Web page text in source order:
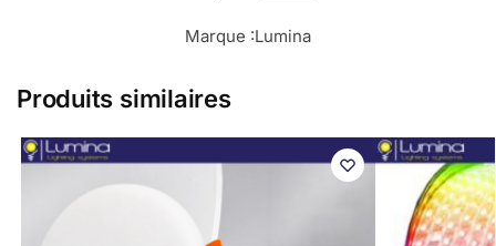
Marque :Lumina
Produits similaires